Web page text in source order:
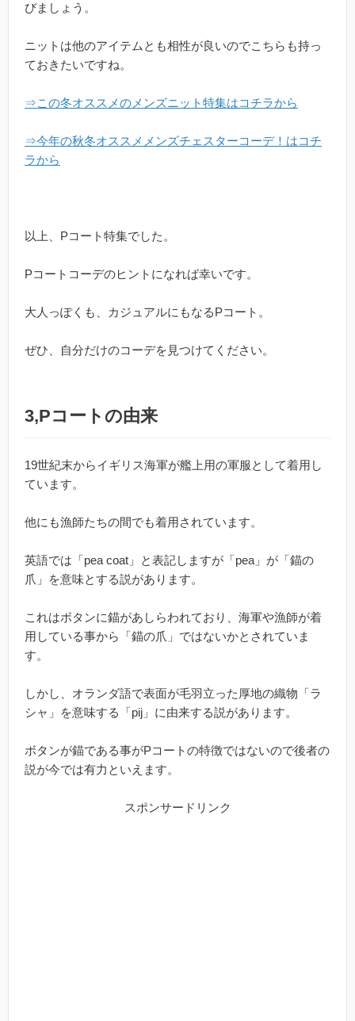
びましょう。
ニットは他のアイテムとも相性が良いのでこちらも持っ
ておきたいですね。
⇒この冬オススメのメンズニット特集はコチラから
⇒今年の秋冬オススメメンズチェスターコーデ！はコチ
ラから
以上、Pコート特集でした。
Pコートコーデのヒントになれば幸いです。
大人っぽくも、カジュアルにもなるPコート。
ぜひ、自分だけのコーデを見つけてください。
3,Pコートの由来
19世紀末からイギリス海軍が艦上用の軍服として着用し
ています。
他にも漁師たちの間でも着用されています。
英語では「pea coat」と表記しますが「pea」が「錨の
爪」を意味とする説があります。
これはボタンに錨があしらわれており、海軍や漁師が着
用している事から「錨の爪」ではないかとされていま
す。
しかし、オランダ語で表面が毛羽立った厚地の織物「ラ
シャ」を意味する「pij」に由来する説があります。
ボタンが錨である事がPコートの特徴ではないので後者の
説が今では有力といえます。
スポンサードリンク